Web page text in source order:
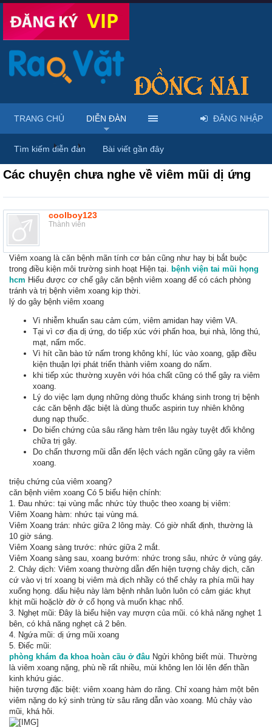
Diễn đàn ... Dược phẩm, y tế & sách báo
Các chuyện chưa nghe về viêm mũi dị ứng
coolboy123
Thành viên
Viêm xoang là căn bệnh mãn tính cơ bản cũng như hay bị bắt buộc
trong điều kiện môi trường sinh hoạt Hiện tại. bệnh viện tai mũi họng
hcm Hiểu được cơ chế gây căn bệnh viêm xoang để có cách phòng
tránh và trị bệnh viêm xoang kịp thời.
lý do gây bệnh viêm xoang
Vì nhiễm khuẩn sau cảm cúm, viêm amidan hay viêm VA.
Tại vì cơ địa dị ứng, do tiếp xúc với phấn hoa, bụi nhà, lông thú,
mạt, nấm mốc.
Vì hít cần bào tử nấm trong không khí, lúc vào xoang, gặp điều
kiện thuận lợi phát triển thành viêm xoang do nấm.
khi tiếp xúc thường xuyên với hóa chất cũng có thể gây ra viêm
xoang.
Lý do việc lạm dụng những dòng thuốc kháng sinh trong trị bệnh
các căn bệnh đặc biệt là dùng thuốc aspirin tuy nhiên không
dung nạp thuốc.
Do biến chứng của sâu răng hàm trên lâu ngày tuyệt đối không
chữa trị gây.
Do chấn thương mũi dẫn đến lệch vách ngăn cũng gây ra viêm
xoang.
triệu chứng của viêm xoang?
căn bệnh viêm xoang Có 5 biểu hiện chính:
1. Đau nhức: tại vùng mắc nhức tùy thuộc theo xoang bị viêm:
Viêm Xoang hàm: nhức tại vùng má.
Viêm Xoang trán: nhức giữa 2 lông mày. Có giờ nhất định, thường là
10 giờ sáng.
Viêm Xoang sàng trước: nhức giữa 2 mắt.
Viêm Xoang sàng sau, xoang bướm: nhức trong sâu, nhức ở vùng gáy.
2. Chảy dịch: Viêm xoang thường dẫn đến hiện tượng chảy dịch, căn
cứ vào vị trí xoang bị viêm mà dịch nhầy có thể chảy ra phía mũi hay
xuống họng. dấu hiệu này làm bệnh nhân luôn luôn có cảm giác khụt
khịt mũi hoặclờ đờ ở cổ họng và muốn khạc nhổ.
3. Nghẹt mũi: Đây là biểu hiện vay mượn của mũi. có khả năng nghẹt 1
bên, có khả năng nghẹt cả 2 bên.
4. Ngứa mũi: dị ứng mũi xoang
5. Điếc mũi:
phòng khám đa khoa hoàn cầu ở đâu Ngửi không biết mùi. Thường
là viêm xoang nặng, phù nề rất nhiều, mùi không len lỏi lên đến thần
kinh khứu giác.
hiện tượng đặc biệt: viêm xoang hàm do răng. Chỉ xoang hàm một bên
viêm nặng do ký sinh trùng từ sâu răng dẫn vào xoang. Mủ chảy vào
mũi, khá hôi.
TRANG CHỦ DIỄN ĐÀN
Tìm kiếm diễn đàn Bài viết gần đây
ĐĂNG NHẬP